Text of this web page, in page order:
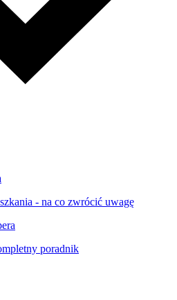
- na co zwrócić uwagę
poradnik